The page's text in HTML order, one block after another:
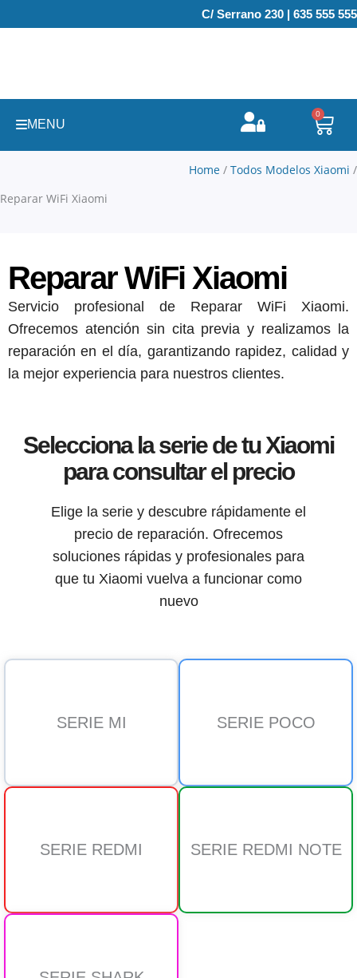
al
C/ Serrano 230 | 635 555 555
MENU
0
Home / Todos Modelos Xiaomi /
Reparar WiFi Xiaomi
Reparar WiFi Xiaomi
Servicio profesional de Reparar WiFi Xiaomi.
Ofrecemos atención sin cita previa y realizamos la
reparación en el día, garantizando rapidez, calidad y
la mejor experiencia para nuestros clientes.
Selecciona la serie de tu Xiaomi
para consultar el precio
Elige la serie y descubre rápidamente el
precio de reparación. Ofrecemos
soluciones rápidas y profesionales para
que tu Xiaomi vuelva a funcionar como
nuevo
SERIE MI SERIE POCO
SERIE REDMI SERIE REDMI NOTE